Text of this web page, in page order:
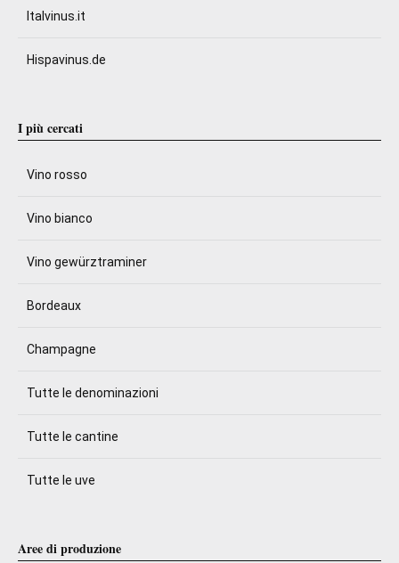
Italvinus.it
Hispavinus.de
I più cercati
Vino rosso
Vino bianco
Vino gewürztraminer
Bordeaux
Champagne
Tutte le denominazioni
Tutte le cantine
Tutte le uve
Aree di produzione